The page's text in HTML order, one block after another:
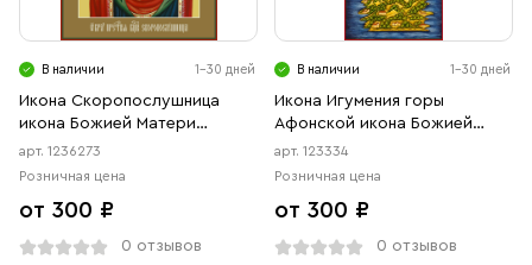
В наличии 1-30 дней
Икона Скоропослушница
икона Божией Матери
(АРТ.06273)
арт. 1236273
Розничная цена
от 300 ₽
0 отзывов
В наличии 1-30 дней
Икона Игумения горы
Афонской икона Божией
Матери (АРТ.00334)
арт. 123334
Розничная цена
от 300 ₽
0 отзывов